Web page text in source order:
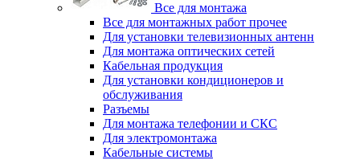
Все для монтажа
Все для монтажных работ прочее
Для установки телевизионных антенн
Для монтажа оптических сетей
Кабельная продукция
Для установки кондиционеров и
обслуживания
Разъемы
Для монтажа телефонии и СКС
Для электромонтажа
Кабельные системы